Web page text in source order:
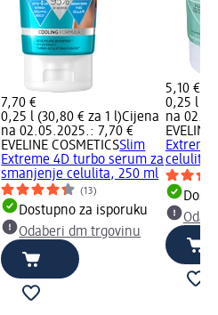
7,70 €
0,25 l (30,80 € za 1 l)Cijena
na 02.05.2025.: 7,70 €
EVELINE COSMETICSSlim
Extreme 4D turbo serum za
smanjenje celulita, 250 ml
(13)
Dostupno za isporuku
Odaberi dm trgovinu
5,10 €
0,25 l
na
EVELINE
celulita,